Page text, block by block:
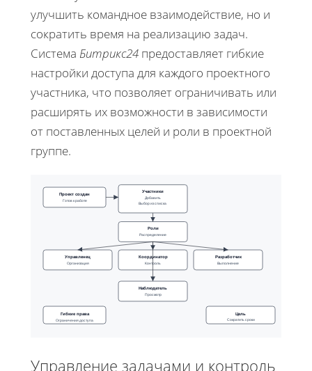
улучшить командное взаимодействие, но и
сократить время на реализацию задач.
Система Битрикс24 предоставляет гибкие
настройки доступа для каждого проектного
участника, что позволяет ограничивать или
расширять их возможности в зависимости
от поставленных целей и роли в проектной
группе.
Проект создан
Готов к работе
Участники
Добавить
Выбор из списка
Роли
Распределение
Управленец
Организация
Координатор
Контроль
Разработчик
Выполнение
Наблюдатель
Просмотр
Гибкие права
Ограничения доступа
Цель
Сократить сроки
Управление задачами и контроль